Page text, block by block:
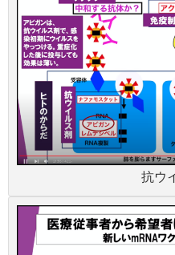
抗ウ